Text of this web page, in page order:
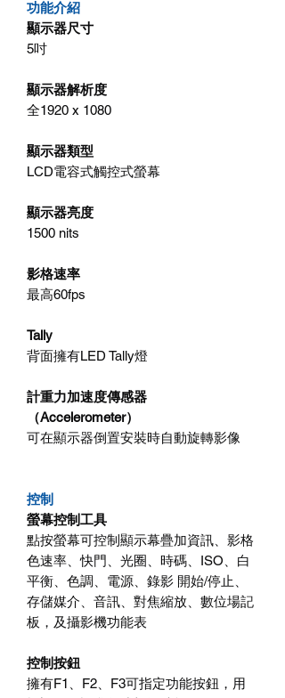
功能介紹
顯示器尺寸
5吋
顯示器解析度
全1920 x 1080
顯示器類型
LCD電容式觸控式螢幕
顯示器亮度
1500 nits
影格速率
最高60fps
Tally
背面擁有LED Tally燈
計重力加速度傳感器
（Accelerometer）
可在顯示器倒置安裝時自動旋轉影像
控制
螢幕控制工具
點按螢幕可控制顯示幕疊加資訊、影格
色速率、快門、光圈、時碼、ISO、白
平衡、色調、電源、錄影 開始/停止、
存儲媒介、音訊、對焦縮放、數位場記
板，及攝影機功能表
控制按鈕
擁有F1、F2、F3可指定功能按鈕，用